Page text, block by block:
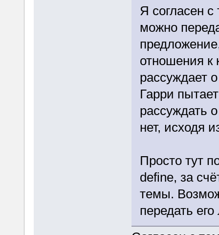
Я согласен с
можно
отношения к
рассуждает
Гарри
рассуждать
нет, исходя
Просто тут
define, за
темы.
передать